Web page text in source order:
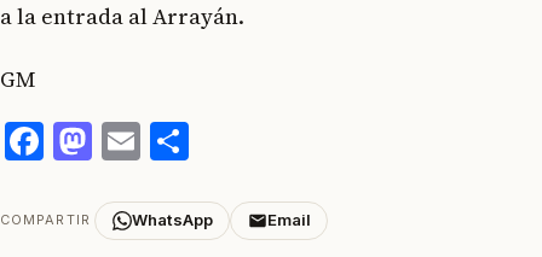
a la entrada al Arrayán.
GM
Facebook
Mastodon
Email
COMPARTIR WhatsApp Email